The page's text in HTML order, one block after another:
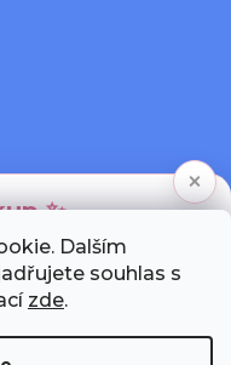
Dalším
souhlas s
zde.
×
✨
pošleme